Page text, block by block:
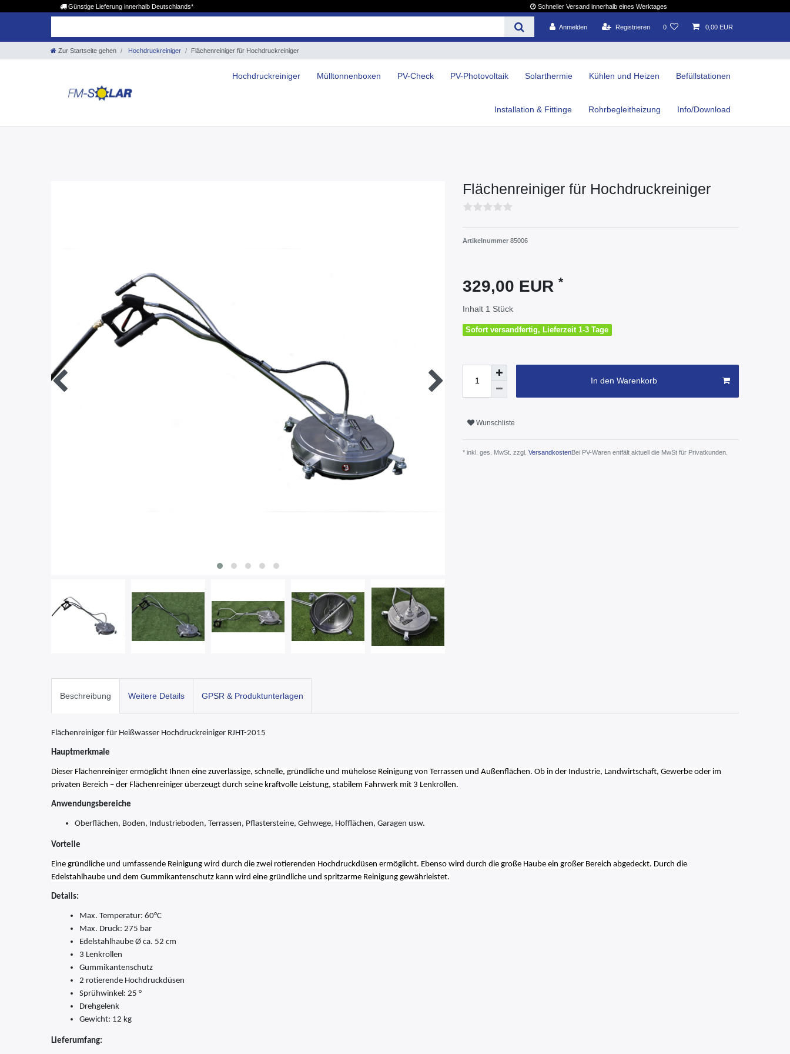
Günstige Lieferung innerhalb Deutschlands* Schneller Versand innerhalb eines Werktages
Anmelden Registrieren 0 0,00 EUR
Zur Startseite gehen Hochdruckreiniger Flächenreiniger für Hochdruckreiniger
Hochdruckreiniger Mülltonnenboxen PV-Check PV-Photovoltaik Solarthermie Kühlen und Heizen Befüllstationen
Installation & Fittinge Rohrbegleitheizung Info/Download
Flächenreiniger für Hochdruckreiniger
Artikelnummer 85006
329,00 EUR *
Inhalt 1 Stück
Sofort versandfertig, Lieferzeit 1-3 Tage
In den Warenkorb
Wunschliste
* inkl. ges. MwSt. zzgl. VersandkostenBei PV-Waren entfält aktuell die MwSt für Privatkunden.
Beschreibung Weitere Details GPSR & Produktunterlagen
Flächenreiniger für Heißwasser Hochdruckreiniger RJHT-2015
Hauptmerkmale
Dieser Flächenreiniger ermöglicht Ihnen eine zuverlässige, schnelle, gründliche und mühelose Reinigung von Terrassen und Außenflächen. Ob in der Industrie, Landwirtschaft, Gewerbe oder im
privaten Bereich – der Flächenreiniger überzeugt durch seine kraftvolle Leistung, stabilem Fahrwerk mit 3 Lenkrollen.
Anwendungsbereiche
Oberflächen, Boden, Industrieboden, Terrassen, Pflastersteine, Gehwege, Hofflächen, Garagen usw.
Vorteile
Eine gründliche und umfassende Reinigung wird durch die zwei rotierenden Hochdruckdüsen ermöglicht. Ebenso wird durch die große Haube ein großer Bereich abgedeckt. Durch die
Edelstahlhaube und dem Gummikantenschutz kann wird eine gründliche und spritzarme Reinigung gewährleistet.
Details:
Max. Temperatur: 60°C
Max. Druck: 275 bar
Edelstahlhaube Ø ca. 52 cm
3 Lenkrollen
Gummikantenschutz
2 rotierende Hochdruckdüsen
Sprühwinkel: 25 °
Drehgelenk
Gewicht: 12 kg
Lieferumfang: